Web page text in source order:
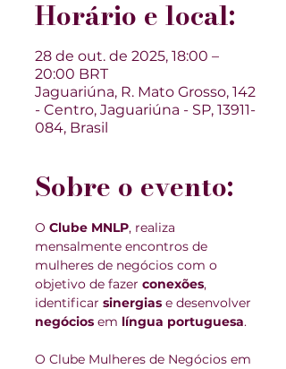
Horário e local:
28 de out. de 2025, 18:00 –
20:00 BRT
Jaguariúna, R. Mato Grosso, 142
- Centro, Jaguariúna - SP, 13911-
084, Brasil
Sobre o evento:
O Clube MNLP, realiza
mensalmente encontros de
mulheres de negócios com o
objetivo de fazer conexões,
identificar sinergias e desenvolver
negócios em língua portuguesa.
O Clube Mulheres de Negócios em